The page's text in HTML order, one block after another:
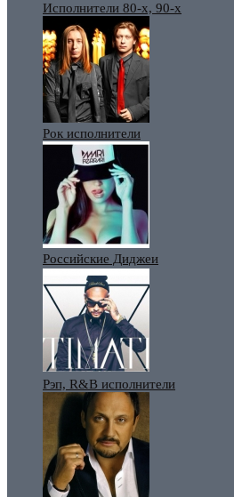
Исполнители 80-х, 90-х
Рок исполнители
Российские Диджеи
Рэп, R&B исполнители